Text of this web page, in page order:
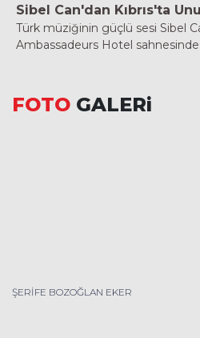
Sibel Can'dan Kıbrıs'ta
Türk müziğinin güçlü sesi Sibel
Ambassadeurs Hotel
FOTO GALERi
ŞERİFE BOZOĞLAN EKER